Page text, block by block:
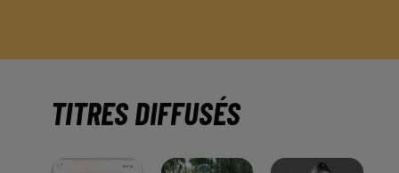
TITRES DIFFUSÉS